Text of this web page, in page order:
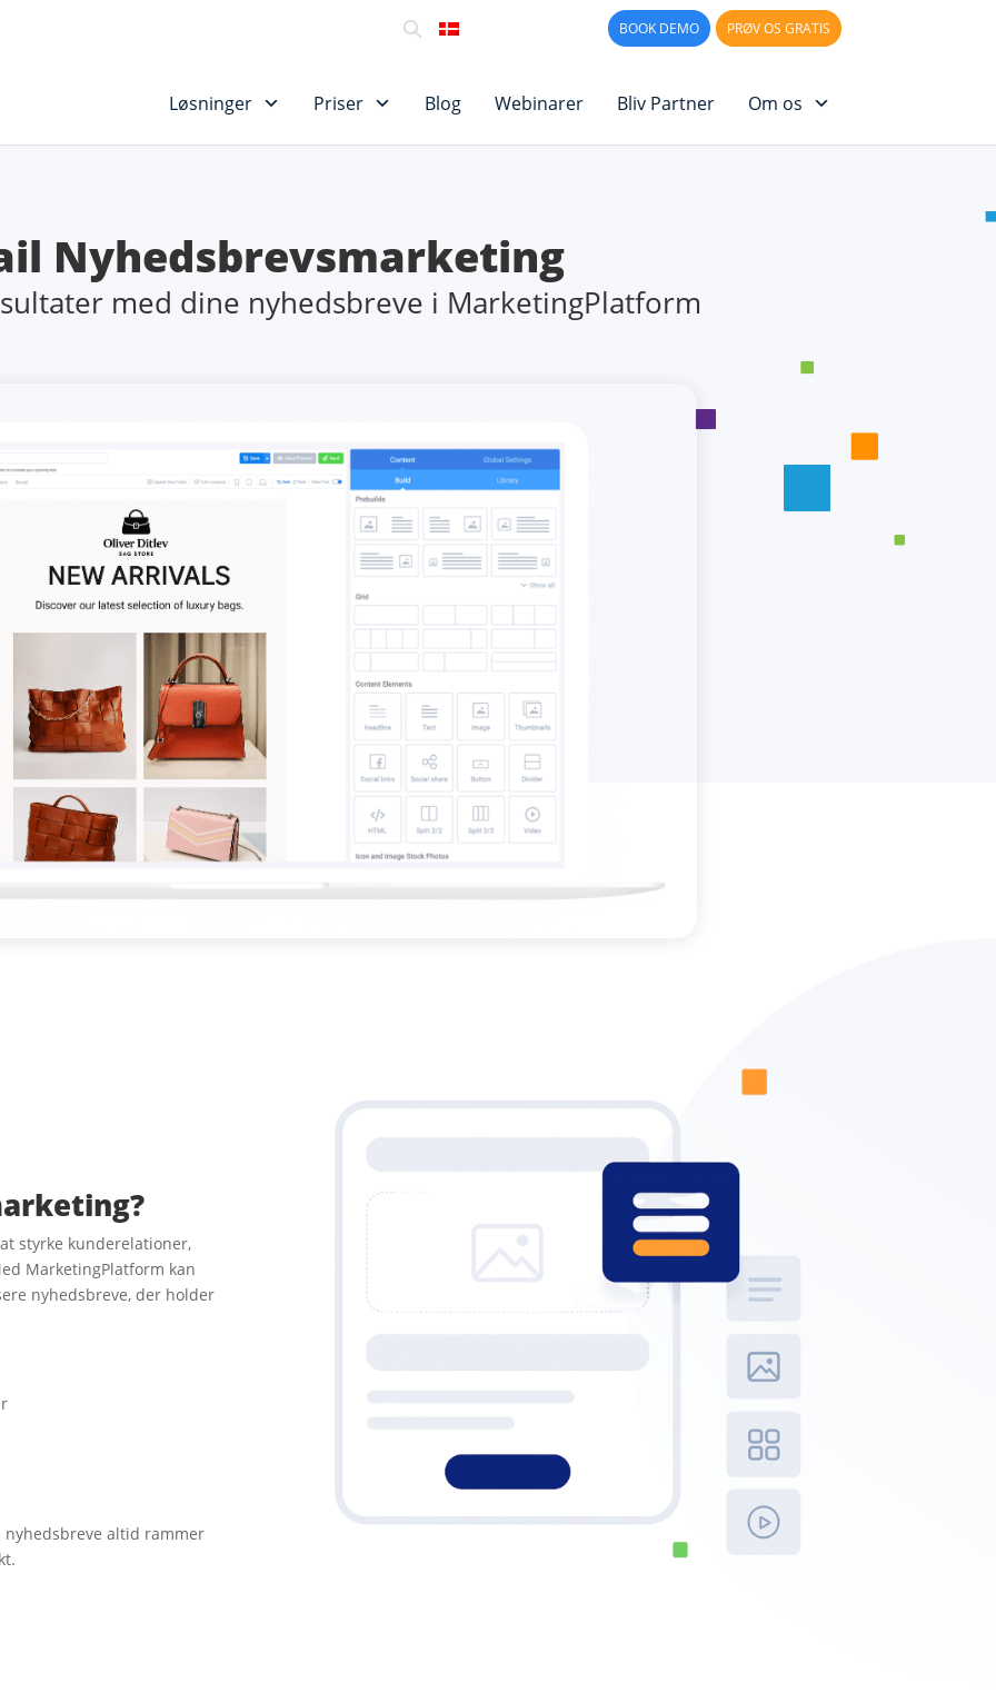
BOOK DEMO PRØV OS GRATIS
Løsninger Priser Blog Webinarer Bliv Partner Om os
Nyhedsbrevsmarketing
med dine nyhedsbreve i MarketingPlatform
styrke kunderelationer,
MarketingPlatform kan
nyhedsbreve, der holder
nyhedsbreve altid rammer